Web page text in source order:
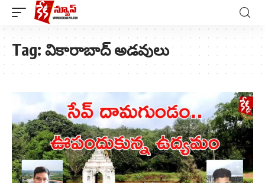
Tag: వికారాబాద్ అడవులు